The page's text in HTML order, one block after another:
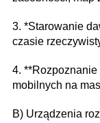
3. *Starowanie
czasie
4.
mobilnych na
B) Urządzenia